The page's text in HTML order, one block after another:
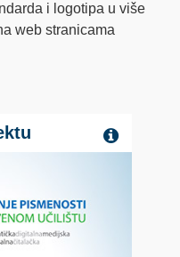
i logotipa u više
web stranicama